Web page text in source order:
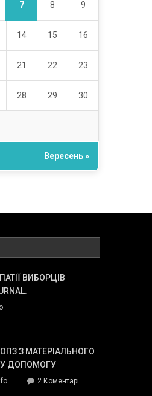
7 8 9
14 15 16
21 22 23
28 29 30
Вересень »
ВИБОРЦІВ
З МАТЕРІАЛЬНОГО
ДОПОМОГУ
2 Коментарідо